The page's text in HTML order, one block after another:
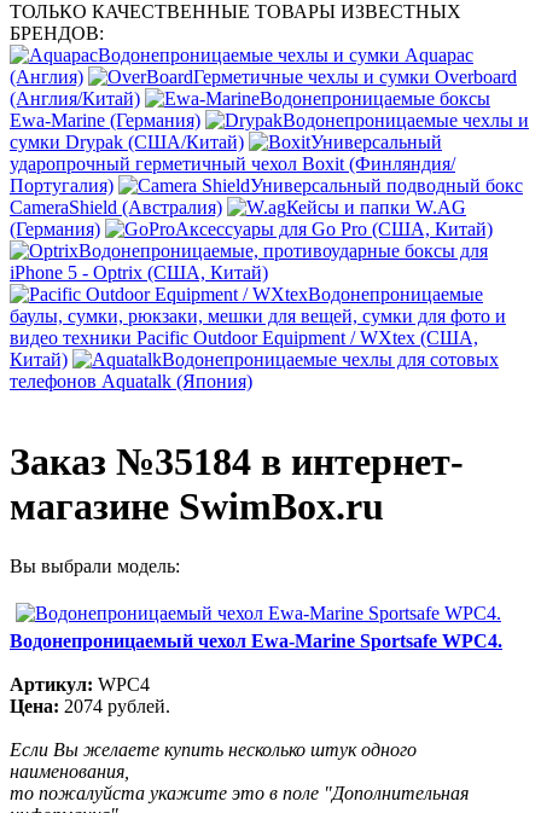
ТОЛЬКО КАЧЕСТВЕННЫЕ ТОВАРЫ ИЗВЕСТНЫХ
БРЕНДОВ:
Водонепроницаемые чехлы и сумки Aquapac
(Англия)
Герметичные чехлы и сумки Overboard
(Англия/Китай)
Водонепроницаемые боксы
Ewa-Marine (Германия)
Водонепроницаемые чехлы и
сумки Drypak (США/Китай)
Универсальный
ударопрочный герметичный чехол Boxit (Финляндия/
Португалия)
Универсальный подводный бокс
CameraShield (Австралия)
Кейсы и папки W.AG
(Германия)
Аксессуары для Go Pro (США, Китай)
Водонепроницаемые, противоударные боксы для
iPhone 5 - Optrix (США, Китай)
Водонепроницаемые
баулы, сумки, рюкзаки, мешки для вещей, сумки для фото и
видео техники Pacific Outdoor Equipment / WXtex (США,
Китай)
Водонепроницаемые чехлы для сотовых
телефонов Aquatalk (Япония)
Заказ №35184 в интернет-
магазине SwimBox.ru
Вы выбрали модель:
Водонепроницаемый чехол Ewa-Marine Sportsafe WPC4.
Артикул: WPC4
Цена: 2074 рублей.
Если Вы желаете купить несколько штук одного
наименования,
то пожалуйста укажите это в поле "Дополнительная